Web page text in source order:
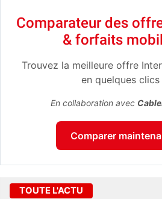
Comparateur des
& forfaits
Trouvez la meilleure offre
en quelques clics
En collaboration avec
Comparer
TOUTE L'ACTU